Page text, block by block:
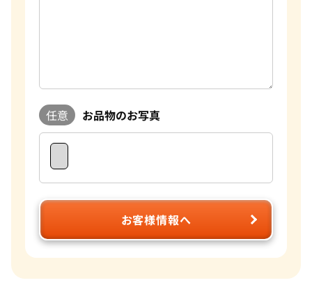
任意 お品物のお写真
お客様情報へ